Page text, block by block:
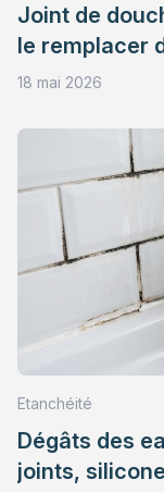
Joint de
le remplacer
18 mai 2026
Etanchéité
Dégâts des
joints,